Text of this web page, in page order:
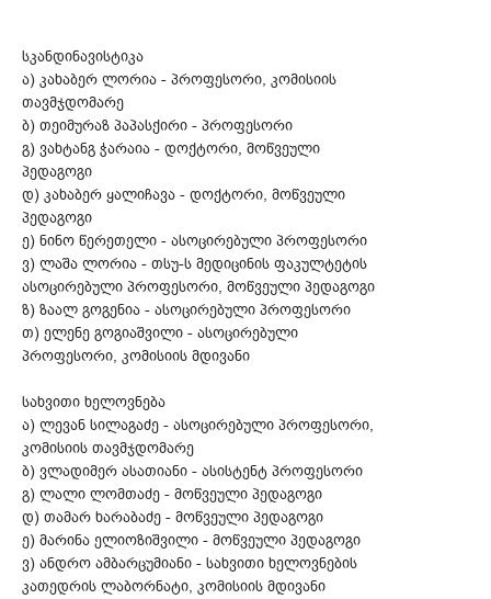
სკანდინავისტიკა
ა) კახაბერ ლორია - პროფესორი, კომისიის
თავმჯდომარე
ბ) თეიმურაზ პაპასქირი - პროფესორი
გ) ვახტანგ ჭარაია - დოქტორი, მოწვეული
პედაგოგი
დ) კახაბერ ყალიჩავა - დოქტორი, მოწვეული
პედაგოგი
ე) ნინო წერეთელი - ასოცირებული პროფესორი
ვ) ლაშა ლორია - თსუ-ს მედიცინის ფაკულტეტის
ასოცირებული პროფესორი, მოწვეული პედაგოგი
ზ) ზაალ გოგენია - ასოცირებული პროფესორი
თ) ელენე გოგიაშვილი - ასოცირებული
პროფესორი, კომისიის მდივანი
სახვითი ხელოვნება
ა) ლევან სილაგაძე - ასოცირებული პროფესორი,
კომისიის თავმჯდომარე
ბ) ვლადიმერ ასათიანი - ასისტენტ პროფესორი
გ) ლალი ლომთაძე - მოწვეული პედაგოგი
დ) თამარ ხარაბაძე - მოწვეული პედაგოგი
ე) მარინა ელიოზიშვილი - მოწვეული პედაგოგი
ვ) ანდრო ამბარცუმიანი - სახვითი ხელოვნების
კათედრის ლაბორნატი, კომისიის მდივანი